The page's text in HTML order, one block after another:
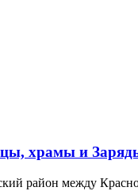
храмы и
район между